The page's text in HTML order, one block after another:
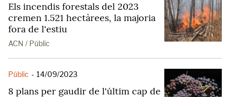
Els incendis forestals del 2023
cremen 1.521 hectàrees, la majoria
fora de l'estiu
ACN / Públic
Públic - 14/09/2023
8 plans per gaudir de l'últim cap de